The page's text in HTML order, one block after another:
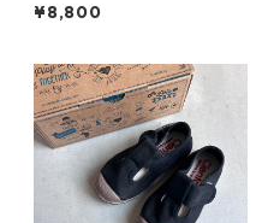
hat (re-nylon) [MA78-1957
¥8,800